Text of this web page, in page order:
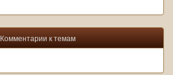
Комментарии к темам